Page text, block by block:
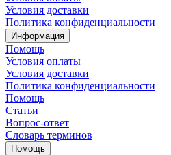
Условия доставки
Политика конфиденциальности
Информация
Помощь
Условия оплаты
Условия доставки
Политика конфиденциальности
Помощь
Статьи
Вопрос-ответ
Словарь терминов
Помощь